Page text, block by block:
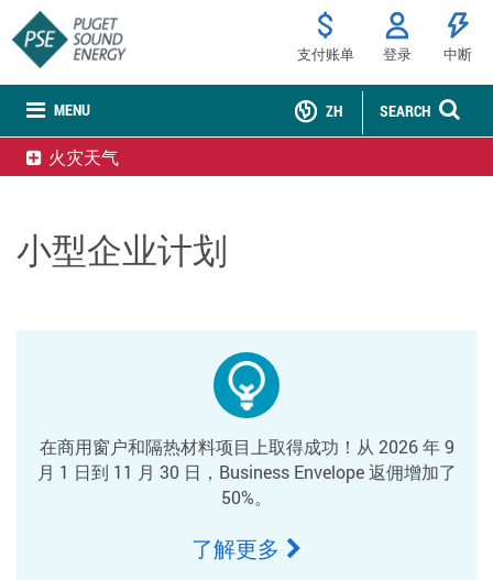
MENU
支付账单 登录 中断
SEARCH
ZH
火灾天气
小型企业计划
在商用窗户和隔热材料项目上取得成功！从 2026 年 9
月 1 日到 11 月 30 日，Business Envelope 返佣增加了
50%。
了解更多